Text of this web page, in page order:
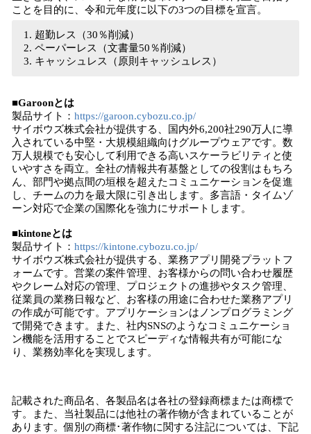
ことを目的に、令和元年度に以下の3つの目標を宣言。
超勤レス（30％削減）
ペーパーレス（文書量50％削減）
キャッシュレス（原則キャッシュレス）
■Garoonとは
製品サイト： https://garoon.cybozu.co.jp/
サイボウズ株式会社が提供する、国内外6,200社290万人に導
入されている中堅・大規模組織向けグループウェアです。数
万人規模でも安心して利用できる高いスケーラビリティと使
いやすさを両立。全社の情報共有基盤としての役割はもちろ
ん、部門や拠点間の垣根を超えたコミュニケーションを促進
し、チームの力を最大限に引き出します。多言語・タイムゾ
ーン対応で企業の国際化を強力にサポートします。
■kintoneとは
製品サイト： https://kintone.cybozu.co.jp/
サイボウズ株式会社が提供する、業務アプリ開発プラットフ
ォームです。営業の案件管理、お客様からの問い合わせ履歴
やクレーム対応の管理、プロジェクトの進捗やタスク管理、
従業員の業務日報など、お客様の用途に合わせた業務アプリ
の作成が可能です。アプリケーションはノンプログラミング
で開発できます。また、社内SNSのようなコミュニケーショ
ン機能を活用することでスピーディな情報共有が可能にな
り、業務効率化を実現します。
記載された商品名、各製品名は各社の登録商標または商標で
す。また、当社製品には他社の著作物が含まれていることが
あります。個別の商標･著作物に関する注記については、下記